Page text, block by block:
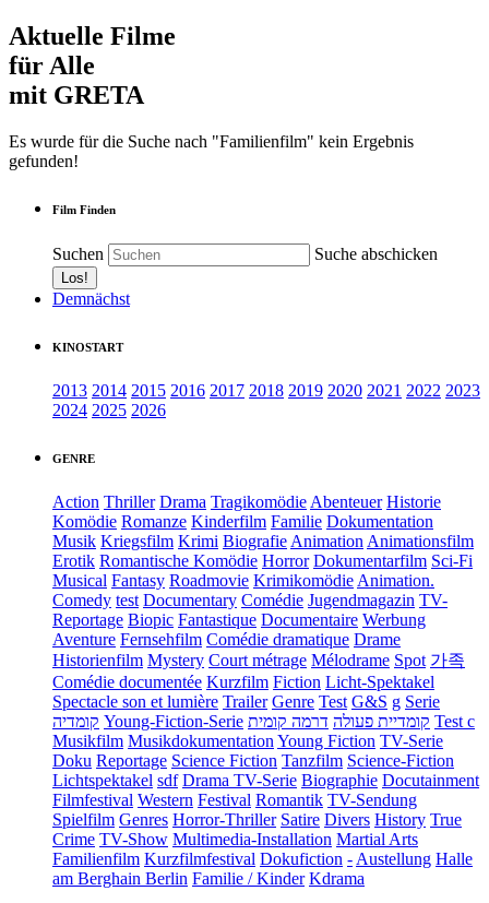
Aktuelle Filme
für Alle
mit GRETA
Es wurde für die Suche nach "Familienfilm" kein Ergebnis
gefunden!
Film Finden
Suchen Suche abschicken
Demnächst
KINOSTART
2013 2014 2015 2016 2017 2018 2019 2020 2021 2022 2023
2024 2025 2026
GENRE
Action Thriller Drama Tragikomödie Abenteuer Historie
Komödie Romanze Kinderfilm Familie Dokumentation
Musik Kriegsfilm Krimi Biografie Animation Animationsfilm
Erotik Romantische Komödie Horror Dokumentarfilm Sci-Fi
Musical Fantasy Roadmovie Krimikomödie Animation.
Comedy test Documentary Comédie Jugendmagazin TV-
Reportage Biopic Fantastique Documentaire Werbung
Aventure Fernsehfilm Comédie dramatique Drame
Historienfilm Mystery Court métrage Mélodrame Spot 가족
Comédie documentée Kurzfilm Fiction Licht-Spektakel
Spectacle son et lumière Trailer Genre Test G&S g Serie
קומדיה Young-Fiction-Serie קומדיית פעולה דרמה קומית
Test c
Musikfilm Musikdokumentation Young Fiction TV-Serie
Doku Reportage Science Fiction Tanzfilm Science-Fiction
Lichtspektakel sdf Drama TV-Serie Biographie Docutainment
Filmfestival Western Festival Romantik TV-Sendung
Spielfilm Genres Horror-Thriller Satire Divers History True
Crime TV-Show Multimedia-Installation Martial Arts
Familienfilm Kurzfilmfestival Dokufiction - Austellung Halle
am Berghain Berlin Familie / Kinder Kdrama